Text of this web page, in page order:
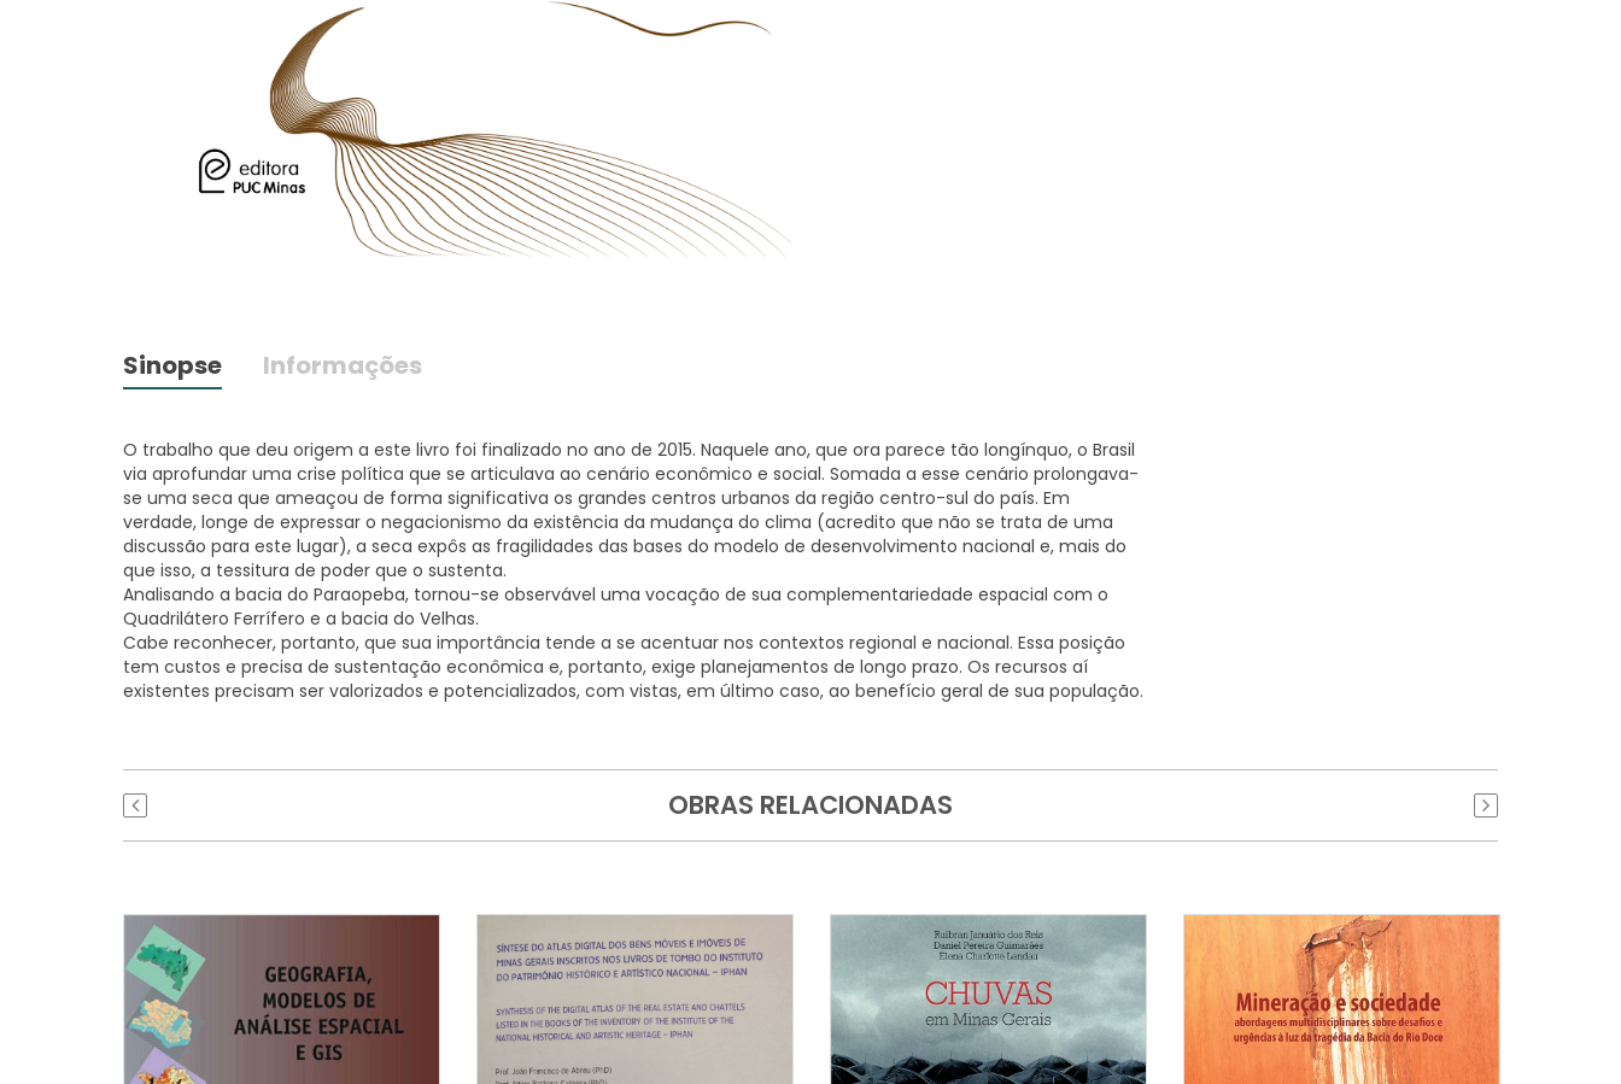
Sinopse Informações
O trabalho que deu origem a este livro foi finalizado no ano de 2015. Naquele ano, que ora parece tão longínquo, o Brasil
via aprofundar uma crise política que se articulava ao cenário econômico e social. Somada a esse cenário prolongava-
se uma seca que ameaçou de forma significativa os grandes centros urbanos da região centro-sul do país. Em
verdade, longe de expressar o negacionismo da existência da mudança do clima (acredito que não se trata de uma
discussão para este lugar), a seca expôs as fragilidades das bases do modelo de desenvolvimento nacional e, mais do
que isso, a tessitura de poder que o sustenta.
Analisando a bacia do Paraopeba, tornou-se observável uma vocação de sua complementariedade espacial com o
Quadrilátero Ferrífero e a bacia do Velhas.
Cabe reconhecer, portanto, que sua importância tende a se acentuar nos contextos regional e nacional. Essa posição
tem custos e precisa de sustentação econômica e, portanto, exige planejamentos de longo prazo. Os recursos aí
existentes precisam ser valorizados e potencializados, com vistas, em último caso, ao benefício geral de sua população.
OBRAS RELACIONADAS